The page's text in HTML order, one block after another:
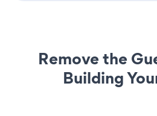
Remove the
Building